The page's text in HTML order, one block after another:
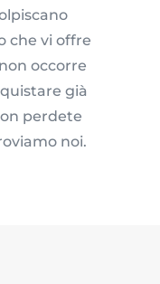
che vi offre
occorre
già
perdete
noi.